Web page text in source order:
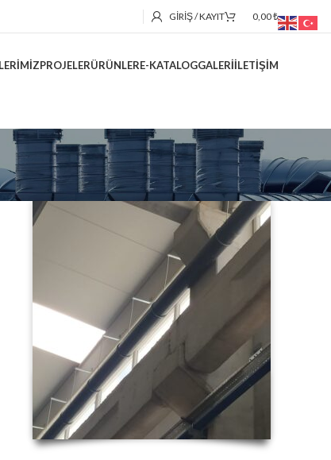
GIRIŞ / KAYIT 0,00₺
PROJELERÜRÜNLERE-KATALOGGALERIİLETIŞIM